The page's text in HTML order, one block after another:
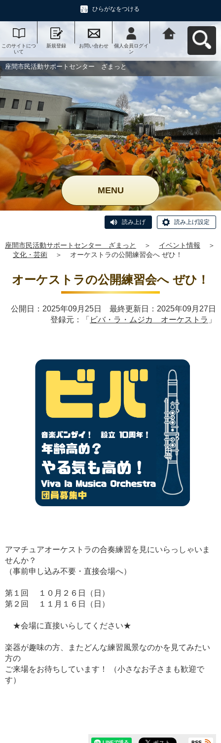
ひらがなをつける
このサイトにつ
いて
新規登録 お問い合わせ
個人会員ログイ
ン
ー ざまっとへ
座間市民活動サポートセンター ざまっと
MENU
読み上げ 読み上げ設定
座間市民活動サポートセンター ざまっと ＞ イベント情報
＞
文化・芸術
＞ オーケストラの公開練習会へ ぜひ！
オーケストラの公開練習会へ ぜひ！
公開日：2025年09月25日 最終更新日：2025年09月27日
登録元：「 ビバ・ラ・ムジカ オーケストラ 」
アマチュアオーケストラの合奏練習を見にいらっしゃいま
せんか？
（事前申し込み不要・直接会場へ）
第１回 １０月２６日（日）
第２回 １１月１６日（日）
★会場に直接いらしてください★
楽器が趣味の方、またどんな練習風景なのかを見てみたい
方の
ご来場をお待ちしています！ （小さなお子さまも歓迎で
す）